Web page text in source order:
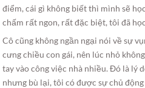
điểm, cái gì không biết thì mình sẽ
chấm rất ngon, rất đặc biệt, tôi đã
Cô cũng không ngần ngại nói về sự
cưng chiều con gái, nên lúc nhỏ
tay vào công việc nhà nhiều. Đó là lý
nhưng bù lại, tôi có được sự chủ